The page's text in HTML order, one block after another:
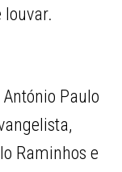
louvar.
Paulo
Raminhos e